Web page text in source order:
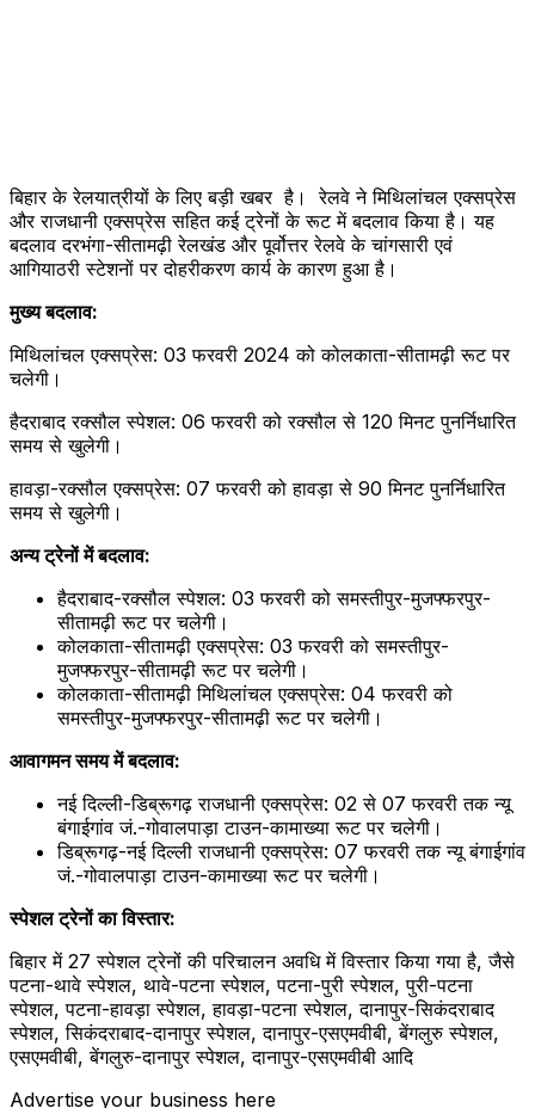
बिहार के रेलयात्रीयों के लिए बड़ी खबर है। रेलवे ने मिथिलांचल एक्सप्रेस
और राजधानी एक्सप्रेस सहित कई ट्रेनों के रूट में बदलाव किया है। यह
बदलाव दरभंगा-सीतामढ़ी रेलखंड और पूर्वोत्तर रेलवे के चांगसारी एवं
आगियाठरी स्टेशनों पर दोहरीकरण कार्य के कारण हुआ है।
मुख्य बदलाव:
मिथिलांचल एक्सप्रेस: 03 फरवरी 2024 को कोलकाता-सीतामढ़ी रूट पर
चलेगी।
हैदराबाद रक्सौल स्पेशल: 06 फरवरी को रक्सौल से 120 मिनट पुनर्निधारित
समय से खुलेगी।
हावड़ा-रक्सौल एक्सप्रेस: 07 फरवरी को हावड़ा से 90 मिनट पुनर्निधारित
समय से खुलेगी।
अन्य ट्रेनों में बदलाव:
हैदराबाद-रक्सौल स्पेशल: 03 फरवरी को समस्तीपुर-मुजफ्फरपुर-
सीतामढ़ी रूट पर चलेगी।
कोलकाता-सीतामढ़ी एक्सप्रेस: 03 फरवरी को समस्तीपुर-
मुजफ्फरपुर-सीतामढ़ी रूट पर चलेगी।
कोलकाता-सीतामढ़ी मिथिलांचल एक्सप्रेस: 04 फरवरी को
समस्तीपुर-मुजफ्फरपुर-सीतामढ़ी रूट पर चलेगी।
आवागमन समय में बदलाव:
नई दिल्ली-डिब्रूगढ़ राजधानी एक्सप्रेस: 02 से 07 फरवरी तक न्यू
बंगाईगांव जं.-गोवालपाड़ा टाउन-कामाख्या रूट पर चलेगी।
डिब्रूगढ़-नई दिल्ली राजधानी एक्सप्रेस: 07 फरवरी तक न्यू बंगाईगांव
जं.-गोवालपाड़ा टाउन-कामाख्या रूट पर चलेगी।
स्पेशल ट्रेनों का विस्तार:
बिहार में 27 स्पेशल ट्रेनों की परिचालन अवधि में विस्तार किया गया है, जैसे
पटना-थावे स्पेशल, थावे-पटना स्पेशल, पटना-पुरी स्पेशल, पुरी-पटना
स्पेशल, पटना-हावड़ा स्पेशल, हावड़ा-पटना स्पेशल, दानापुर-सिकंदराबाद
स्पेशल, सिकंदराबाद-दानापुर स्पेशल, दानापुर-एसएमवीबी, बेंगलुरु स्पेशल,
एसएमवीबी, बेंगलुरु-दानापुर स्पेशल, दानापुर-एसएमवीबी आदि
Advertise your business here